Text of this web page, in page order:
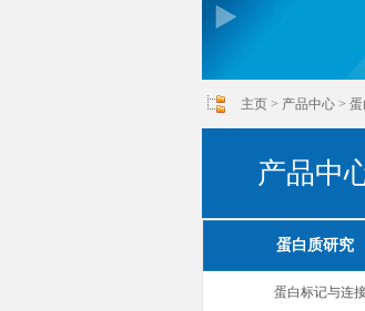
主页 > 产品中心 >
产品中
蛋白质研究
蛋白标记与连